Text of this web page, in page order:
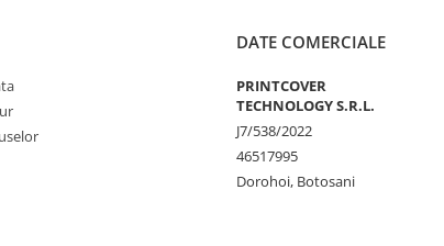
a
DATE COMERCIALE
PRINTCOVER
TECHNOLOGY S.R.L.
J7/538/2022
46517995
Dorohoi, Botosani